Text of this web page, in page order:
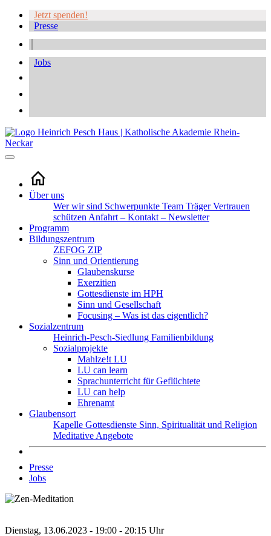
Jetzt spenden!
Presse
Jobs
Über uns
Wer wir sind Schwerpunkte Team TrägerVertrauen
schützen Anfahrt – Kontakt – Newsletter
Programm
Bildungszentrum
ZEFOG ZIP
Sinn und Orientierung
Glaubenskurse
Exerzitien
Gottesdienste im HPH
Sinn und Gesellschaft
Focusing – Was ist das eigentlich?
Sozialzentrum
Heinrich-Pesch-Siedlung Familienbildung
Sozialprojekte
Mahlze!t LU
LU can learn
Sprachunterricht für Geflüchtete
LU can help
Ehrenamt
Glaubensort
Kapelle Gottesdienste Sinn, Spiritualität und Religion
Meditative Angebote
Presse
Jobs
Dienstag, 13.06.2023 - 19:00 - 20:15 Uhr